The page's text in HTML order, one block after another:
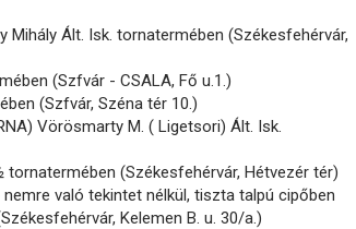
Mihály Ált. Isk. tornatermében (Székesfehérvár,
(Szfvár - CSALA, Fő u.1.)
(Szfvár, Széna tér 10.)
Vörösmarty M. ( Ligetsori) Ált. Isk.
(Székesfehérvár, Hétvezér tér)
való tekintet nélkül, tiszta talpú cipőben
Kelemen B. u. 30/a.)